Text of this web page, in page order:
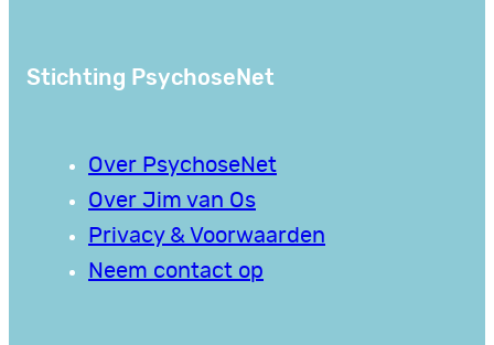
Stichting PsychoseNet
Over PsychoseNet
Over Jim van Os
Privacy & Voorwaarden
Neem contact op